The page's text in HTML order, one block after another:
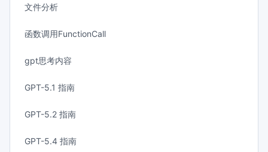
文件分析
函数调用FunctionCall
gpt思考内容
GPT-5.1 指南
GPT-5.2 指南
GPT-5.4 指南